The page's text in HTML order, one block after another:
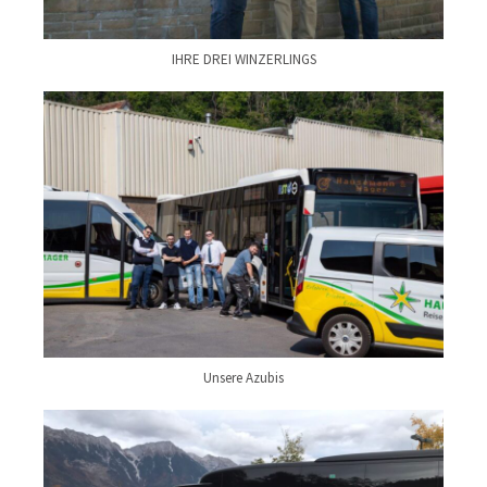
IHRE DREI WINZERLINGS
Unsere Azubis